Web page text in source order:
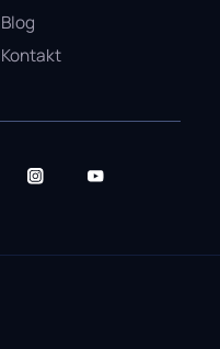
Blog
Kontakt